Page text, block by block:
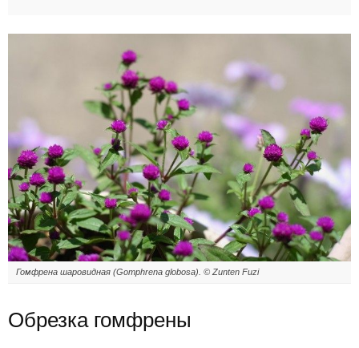
Гомфрена шаровидная (Gomphrena globosa). © Zunten Fuzi
Обрезка гомфрены